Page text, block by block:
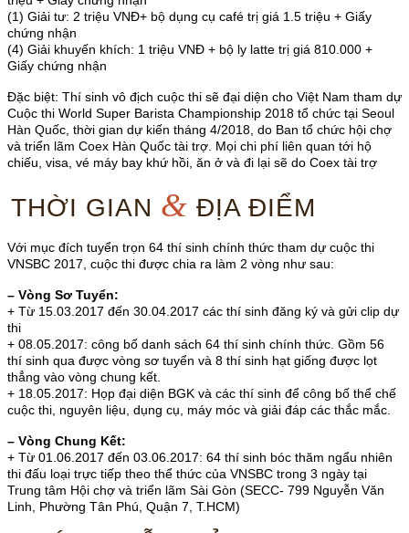
(1) Giải tư: 2 triệu VNĐ+ bộ dụng cụ café trị giá 1.5 triệu + Giấy
chứng nhận
(4) Giải khuyến khích: 1 triệu VNĐ + bộ ly latte trị giá 810.000 +
Giấy chứng nhận
Đặc biệt: Thí sinh vô địch cuộc thi sẽ đại diện cho Việt Nam tham dự
Cuộc thi World Super Barista Championship 2018 tổ chức tại Seoul
Hàn Quốc, thời gian dự kiến tháng 4/2018, do Ban tổ chức hội chợ
và triển lãm Coex Hàn Quốc tài trợ. Mọi chi phí liên quan tới hộ
chiếu, visa, vé máy bay khứ hồi, ăn ở và đi lại sẽ do Coex tài trợ
THỜI GIAN & ĐỊA ĐIỂM
Với mục đích tuyển trọn 64 thí sinh chính thức tham dự cuộc thi
VNSBC 2017, cuộc thi được chia ra làm 2 vòng như sau:
– Vòng Sơ Tuyển:
+ Từ 15.03.2017 đến 30.04.2017 các thí sinh đăng ký và gửi clip dự
thi
+ 08.05.2017: công bố danh sách 64 thí sinh chính thức. Gồm 56
thí sinh qua được vòng sơ tuyển và 8 thí sinh hạt giống được lọt
thẳng vào vòng chung kết.
+ 18.05.2017: Họp đại diện BGK và các thí sinh để công bố thể chế
cuộc thi, nguyên liệu, dụng cụ, máy móc và giải đáp các thắc mắc.
– Vòng Chung Kết:
+ Từ 01.06.2017 đến 03.06.2017: 64 thí sinh bóc thăm ngẩu nhiên
thi đấu loại trực tiếp theo thể thức của VNSBC trong 3 ngày tại
Trung tâm Hội chợ và triển lãm Sài Gòn (SECC- 799 Nguyễn Văn
Linh, Phường Tân Phú, Quận 7, T.HCM)